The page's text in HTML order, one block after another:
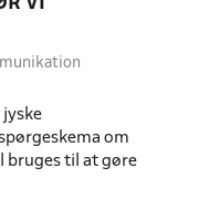
jyske
om
bruges til at gøre